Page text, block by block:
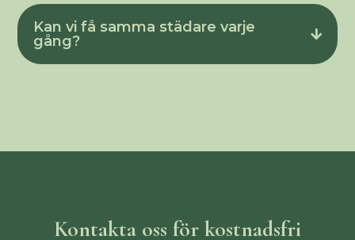
Kan vi få samma städare varje
gång?
Kontakta oss för kostnadsfri